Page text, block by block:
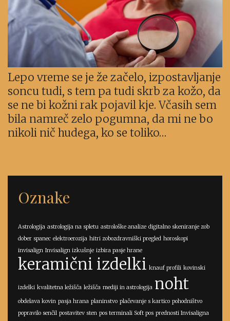
Lepo vreme se je že začelo, izpostavljanje
soncu tudi, s tem pa tudi skrb za kožo, da
se ne bi kožni rak pojavil kje. Včasih sem
bila namreč zelo pogumna, da mi ne bo
nikoli nič hudega, ko se toliko…
Oznake
Astrologija astrologija na spletu astrološke analize digitalno skeniranje zob
dober spanec elektroerozija hitri zobozdravniški pregled horoskopi
invisalign Invisalign izkušnje izbira pasje hrane
keramični izdelki knauf profili kovinski
izdelki kvalitetna ležišča ležišča mediji in astrologija noht
obdelava kovin pasja hrana planinstvo plačevanje s kartico pohodništvo
popravilo senčil postavitev sten pos terminali Soft pos prednosti Invisaligna